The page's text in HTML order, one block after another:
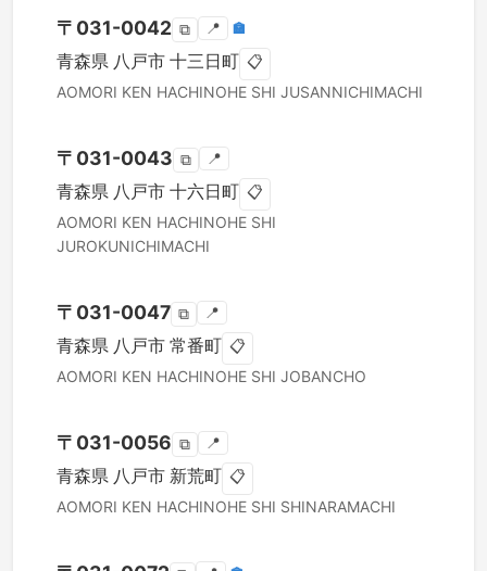
〒 031-0042 ⧉ 📍 🏣
青森県 八戸市 十三日町 📋
AOMORI KEN HACHINOHE SHI JUSANNICHIMACHI
〒 031-0043 ⧉ 📍
青森県 八戸市 十六日町 📋
AOMORI KEN HACHINOHE SHI
JUROKUNICHIMACHI
〒 031-0047 ⧉ 📍
青森県 八戸市 常番町 📋
AOMORI KEN HACHINOHE SHI JOBANCHO
〒 031-0056 ⧉ 📍
青森県 八戸市 新荒町 📋
AOMORI KEN HACHINOHE SHI SHINARAMACHI